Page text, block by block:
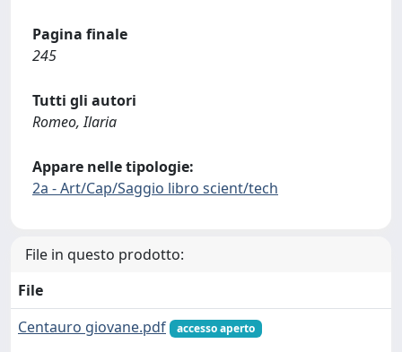
Pagina finale
245
Tutti gli autori
Romeo, Ilaria
Appare nelle tipologie:
2a - Art/Cap/Saggio libro scient/tech
File in questo prodotto:
File
Centauro giovane.pdf
accesso aperto